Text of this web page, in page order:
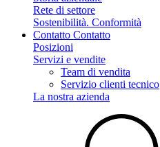
Rete di settore
Sostenibilità. Conformità
Contatto Contatto
Posizioni
Servizi e vendite
Team di vendita
Servizio clienti tecnico
La nostra azienda